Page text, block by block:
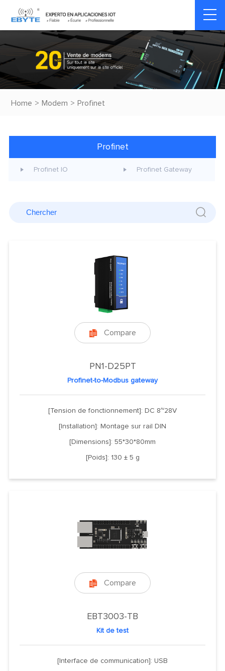
Home > Modem > Profinet
Profinet
Profinet IO Profinet Gateway
 Compare
PN1-D25PT
Profinet-to-Modbus gateway
[Tension de fonctionnement]: DC 8~28V
[Installation]: Montage sur rail DIN
[Dimensions]: 55*30*80mm
[Poids]: 130 ± 5 g
 Compare
EBT3003-TB
Kit de test
[Interface de communication]: USB